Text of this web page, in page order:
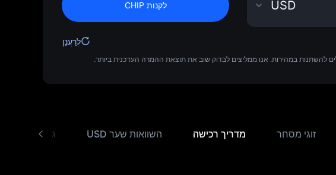
USD לקנות CHIP
לְרַעֲנֵן
זוגי מסחר מדריך רכישה השוואות שער USD גורמים